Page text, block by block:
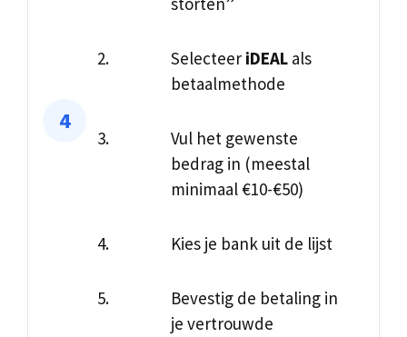
Selecteer iDEALals
betaalmethode
Vul het gewenste
bedrag in (meestal
minimaal €10-€50)
Kies je bank uit de lijst
Bevestig de betaling in
je vertrouwde